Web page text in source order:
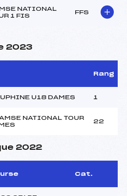
NATIONAL
1 FIS
FFS
2023
Rang
U18 DAMES 1
NATIONAL TOUR
22
2022
Cat.